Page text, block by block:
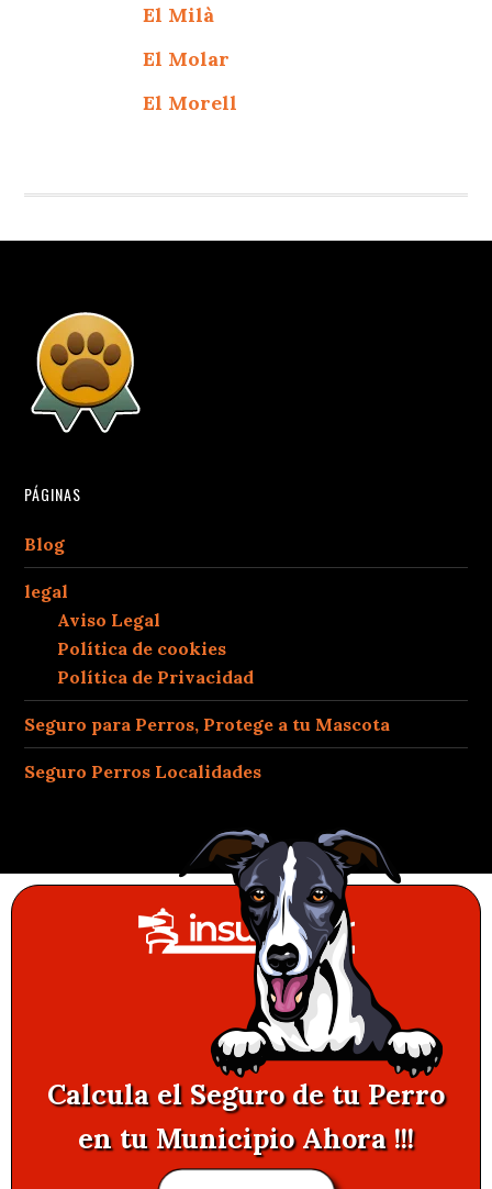
El Milà
El Molar
El Morell
PÁGINAS
Blog
legal
Aviso Legal
Política de cookies
Política de Privacidad
Seguro para Perros, Protege a tu Mascota
Seguro Perros Localidades
Calcula el Seguro de tu Perro
en tu Municipio Ahora !!!